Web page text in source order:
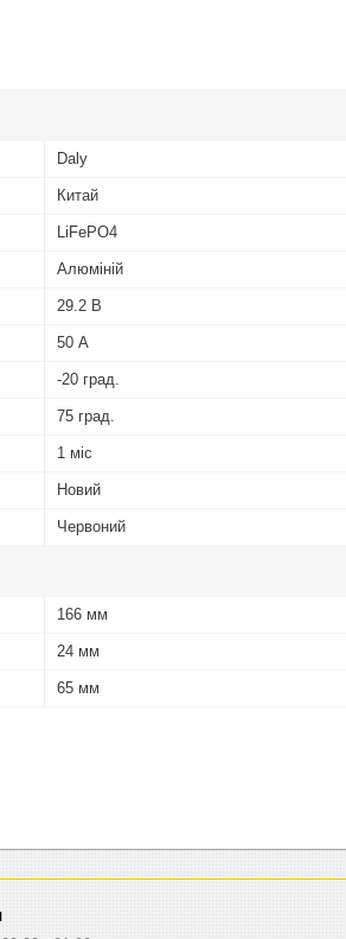
Daly
Китай
LiFePO4
Алюміній
29.2 В
50 А
-20 град.
75 град.
1 міс
Новий
Червоний
166 мм
24 мм
65 мм